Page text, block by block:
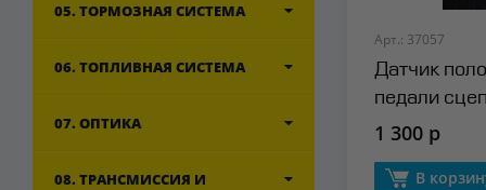
05. ТОРМОЗНАЯ СИСТЕМА
06. ТОПЛИВНАЯ СИСТЕМА
07. ОПТИКА
08. ТРАНСМИССИЯ И
Арт.: 37057
Датчик
педали
1 300 р
В